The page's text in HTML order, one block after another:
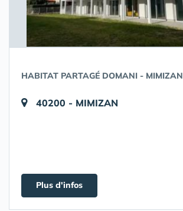
HABITAT PARTAGÉ DOMANI - MIMIZAN
40200 - MIMIZAN
Plus d'infos